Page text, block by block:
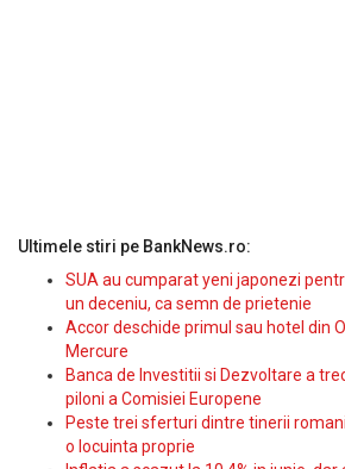
Ultimele stiri pe BankNews.ro:
SUA au cumparat yeni japonezi
un deceniu, ca semn de prietenie
Accor deschide primul sau hotel din
Mercure
Banca de Investitii si Dezvoltare a
piloni a Comisiei Europene
Peste trei sferturi dintre tinerii
o locuinta proprie